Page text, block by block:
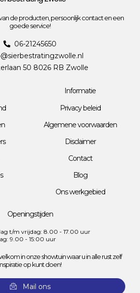
de producten, persoonlijk contact en een
goede service!
06-21245650
50 8026 RB Zwolle
Informatie
Privacy beleid
Algemene voorwaarden
Disclaimer
Contact
Blog
Ons werkgebied
Openingstijden
t/m vrijdag: 8.00 - 17.00 uur
9.00 - 15:00 uur
in onze showtuin waar u in alle rust zelf
op kunt doen!
Mail ons